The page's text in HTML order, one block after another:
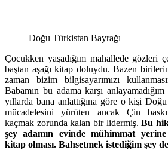
Doğu Türkistan Bayrağı
Çocukken yaşadığım mahallede gözleri
baştan aşağı kitap doluydu. Bazen
zaman bizim bilgisayarımızı
Babamın bu adama karşı
yıllarda bana anlattığına göre o kişi Doğu
mücadelesini yürüten ancak Çin
kaçmak zorunda kalan bir lidermiş.Bu
şey adamın evinde mühimmat
kitap olması. Bahsetmek istediğim şey